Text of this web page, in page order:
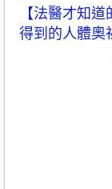
【法醫才知
得到的人體奧